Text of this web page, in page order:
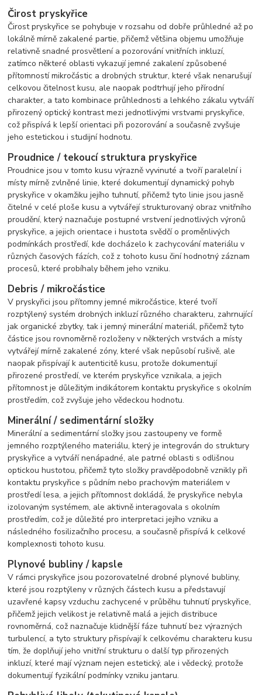
Čirost pryskyřice
Čirost pryskyřice se pohybuje v rozsahu od dobře průhledné až po
lokálně mírně zakalené partie, přičemž většina objemu umožňuje
relativně snadné prosvětlení a pozorování vnitřních inkluzí,
zatímco některé oblasti vykazují jemné zakalení způsobené
přítomností mikročástic a drobných struktur, které však nenarušují
celkovou čitelnost kusu, ale naopak podtrhují jeho přírodní
charakter, a tato kombinace průhlednosti a lehkého zákalu vytváří
přirozený optický kontrast mezi jednotlivými vrstvami pryskyřice,
což přispívá k lepší orientaci při pozorování a současně zvyšuje
jeho estetickou i studijní hodnotu.
Proudnice / tekoucí struktura pryskyřice
Proudnice jsou v tomto kusu výrazně vyvinuté a tvoří paralelní i
místy mírně zvlněné linie, které dokumentují dynamický pohyb
pryskyřice v okamžiku jejího tuhnutí, přičemž tyto linie jsou jasně
čitelné v celé ploše kusu a vytvářejí strukturovaný obraz vnitřního
proudění, který naznačuje postupné vrstvení jednotlivých výronů
pryskyřice, a jejich orientace i hustota svědčí o proměnlivých
podmínkách prostředí, kde docházelo k zachycování materiálu v
různých časových fázích, což z tohoto kusu činí hodnotný záznam
procesů, které probíhaly během jeho vzniku.
Debris / mikročástice
V pryskyřici jsou přítomny jemné mikročástice, které tvoří
rozptýlený systém drobných inkluzí různého charakteru, zahrnující
jak organické zbytky, tak i jemný minerální materiál, přičemž tyto
částice jsou rovnoměrně rozloženy v některých vrstvách a místy
vytvářejí mírně zakalené zóny, které však nepůsobí rušivě, ale
naopak přispívají k autenticitě kusu, protože dokumentují
přirozené prostředí, ve kterém pryskyřice vznikala, a jejich
přítomnost je důležitým indikátorem kontaktu pryskyřice s okolním
prostředím, což zvyšuje jeho vědeckou hodnotu.
Minerální / sedimentární složky
Minerální a sedimentární složky jsou zastoupeny ve formě
jemného rozptýleného materiálu, který je integrován do struktury
pryskyřice a vytváří nenápadné, ale patrné oblasti s odlišnou
optickou hustotou, přičemž tyto složky pravděpodobně vznikly při
kontaktu pryskyřice s půdním nebo prachovým materiálem v
prostředí lesa, a jejich přítomnost dokládá, že pryskyřice nebyla
izolovaným systémem, ale aktivně interagovala s okolním
prostředím, což je důležité pro interpretaci jejího vzniku a
následného fosilizačního procesu, a současně přispívá k celkové
komplexnosti tohoto kusu.
Plynové bubliny / kapsle
V rámci pryskyřice jsou pozorovatelné drobné plynové bubliny,
které jsou rozptýleny v různých částech kusu a představují
uzavřené kapsy vzduchu zachycené v průběhu tuhnutí pryskyřice,
přičemž jejich velikost je relativně malá a jejich distribuce
rovnoměrná, což naznačuje klidnější fáze tuhnutí bez výrazných
turbulencí, a tyto struktury přispívají k celkovému charakteru kusu
tím, že doplňují jeho vnitřní strukturu o další typ přirozených
inkluzí, které mají význam nejen estetický, ale i vědecký, protože
dokumentují fyzikální podmínky vzniku jantaru.